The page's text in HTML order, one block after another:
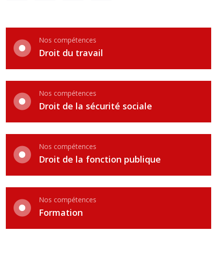
Nos compétences
Droit du travail
Nos compétences
Droit de la sécurité sociale
Nos compétences
Droit de la fonction publique
Nos compétences
Formation